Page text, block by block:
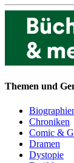
Themen und
Chroniken
Comic &
Dramen
Dystopie